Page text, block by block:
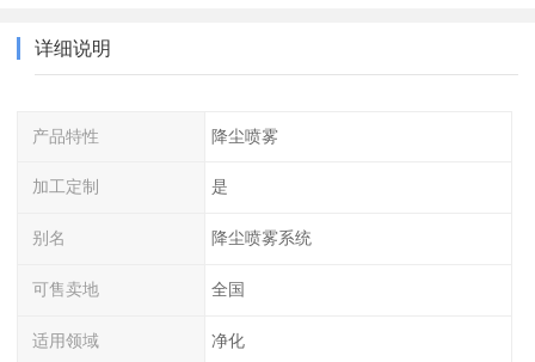
详细说明
产品特性 降尘喷雾
加工定制 是
别名 降尘喷雾系统
可售卖地 全国
适用领域 净化